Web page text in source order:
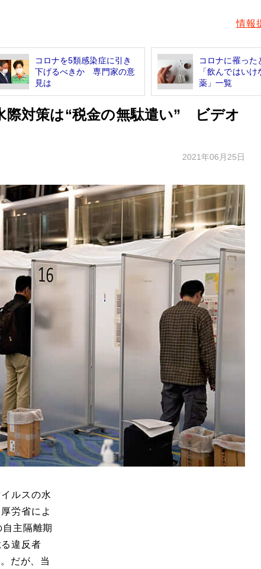
情報
コロナを5類感染症に引き
下げるべきか 専門家の意
見は
コロナに罹った
「飲んではいけ
薬」一覧
際対策は“税金の無駄遣い” ビデオ
2021年06月25日
ルスの水
労省によ
主隔離期
違反者
だが、当